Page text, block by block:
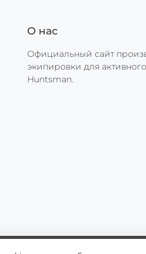
О нас
Официальный сайт
экипировки для
Huntsman.